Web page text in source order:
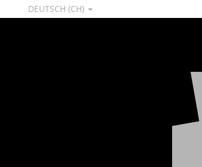
DEUTSCH (CH)